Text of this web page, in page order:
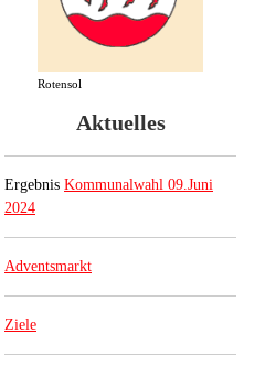
Rotensol
Aktuelles
Ergebnis Kommunalwahl 09.Juni
2024
Adventsmarkt
Ziele